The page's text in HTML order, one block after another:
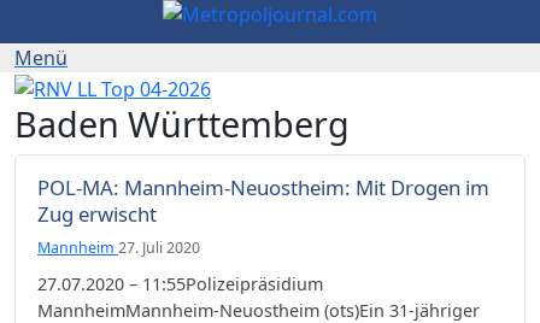
Baden Württemberg
POL-MA: Mannheim-Neuostheim: Mit Drogen im
Zug erwischt
Mannheim 27. Juli 2020
27.07.2020 – 11:55Polizeipräsidium
MannheimMannheim-Neuostheim (ots)Ein 31-jähriger